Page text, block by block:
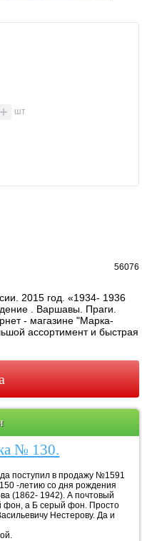
шт
56076
2015 год. «1934- 1936
. Варшавы. Праги.
- магазине "Марка-
ассортимент и быстрая
№ 130.
поступил в продажу №1591
-летию со дня рождения
(1862- 1942). А почтовый
фон, а Б серый фон. Просто
Нестерову. Да и
на радость!